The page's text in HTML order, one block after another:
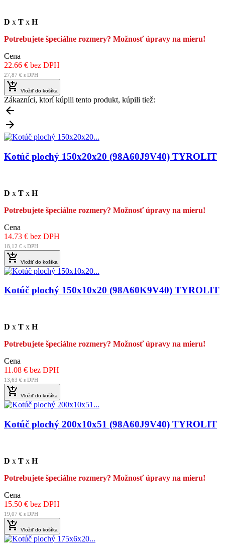
D x T x H
Potrebujete špeciálne rozmery? Možnosť úpravy na mieru!
Cena
22.66 € bez DPH
27,87 € s DPH
 Vložiť do košíka
Zákazníci, ktorí kúpili tento produkt, kúpili tiež:


Kotúč plochý 150x20x20 (98A60J9V40) TYROLIT
D x T x H
Potrebujete špeciálne rozmery? Možnosť úpravy na mieru!
Cena
14.73 € bez DPH
18,12 € s DPH
 Vložiť do košíka
Kotúč plochý 150x10x20 (98A60K9V40) TYROLIT
D x T x H
Potrebujete špeciálne rozmery? Možnosť úpravy na mieru!
Cena
11.08 € bez DPH
13,63 € s DPH
 Vložiť do košíka
Kotúč plochý 200x10x51 (98A60J9V40) TYROLIT
D x T x H
Potrebujete špeciálne rozmery? Možnosť úpravy na mieru!
Cena
15.50 € bez DPH
19,07 € s DPH
 Vložiť do košíka